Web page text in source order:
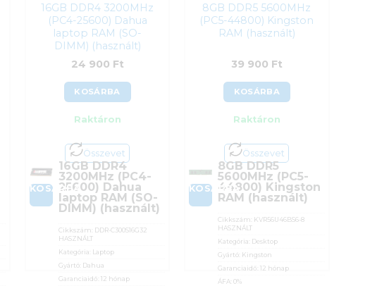
16GB DDR4 3200MHz
(PC4-25600) Dahua
laptop RAM (SO-
DIMM) (használt)
24 900 Ft
KOSÁRBA
Raktáron
Összevet
KOSÁRBA
16GB DDR4
3200MHz (PC4-
25600) Dahua
laptop RAM (SO-
DIMM) (használt)
Cikkszám: DDR-C300S16G32
HASZNÁLT
Kategória: Laptop
Gyártó: Dahua
Garanciaidő: 12 hónap
8GB DDR5 5600MHz
(PC5-44800) Kingston
RAM (használt)
39 900 Ft
KOSÁRBA
Raktáron
Összevet
KOSÁRBA
8GB DDR5
5600MHz (PC5-
44800) Kingston
RAM (használt)
Cikkszám: KVR56U46BS6-8
HASZNÁLT
Kategória: Desktop
Gyártó: Kingston
Garanciaidő: 12 hónap
ÁFA: 0%